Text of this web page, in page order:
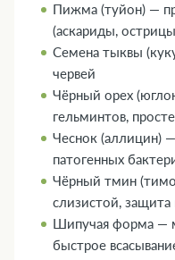
Пижма (туйон) —
(аскариды,
Семена тыквы
червей
Чёрный орех
гельминтов,
Чеснок (аллицин)
патогенных
Чёрный тмин
слизистой, защита
Шипучая форма —
быстрое